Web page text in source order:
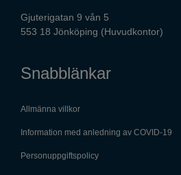
Gjuterigatan 9 vån 5
553 18 Jönköping (Huvudkontor)
Snabblänkar
Allmänna villkor
Information med anledning av COVID-19
Personuppgiftspolicy